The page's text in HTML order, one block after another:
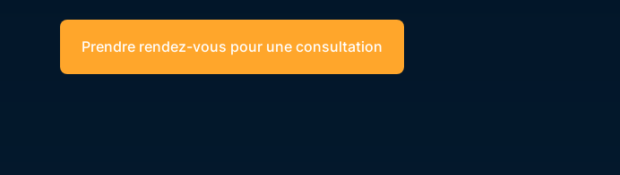
Prendre rendez-vous pour une consultation